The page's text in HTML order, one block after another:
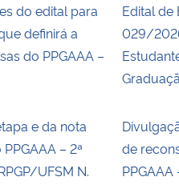
do edital para
definirá a
do PPGAAA –
Edital de
029/
e da nota
– 2ª
UFSM N.
de